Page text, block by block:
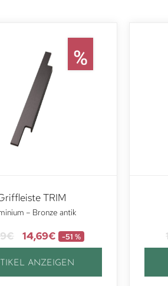
TRIM
– Bronze antik
€ 14,69€ -51 %
ANZEIGEN